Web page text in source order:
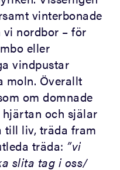
vinterbonade
vi nordbor – för
eller
vindpustar
moln. Överallt
om domnade
och själar
liv, träda fram
träda: ”vi
slita tag i oss/